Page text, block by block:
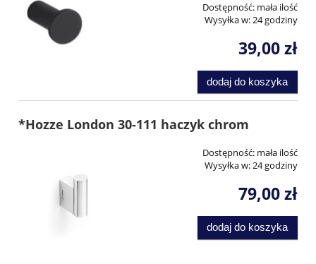
Dostępność: mała ilość
Wysyłka w:24 godziny
39,00 zł
dodaj do koszyka
*Hozze London 30-111 haczyk chrom
Dostępność: mała ilość
Wysyłka w:24 godziny
79,00 zł
dodaj do koszyka